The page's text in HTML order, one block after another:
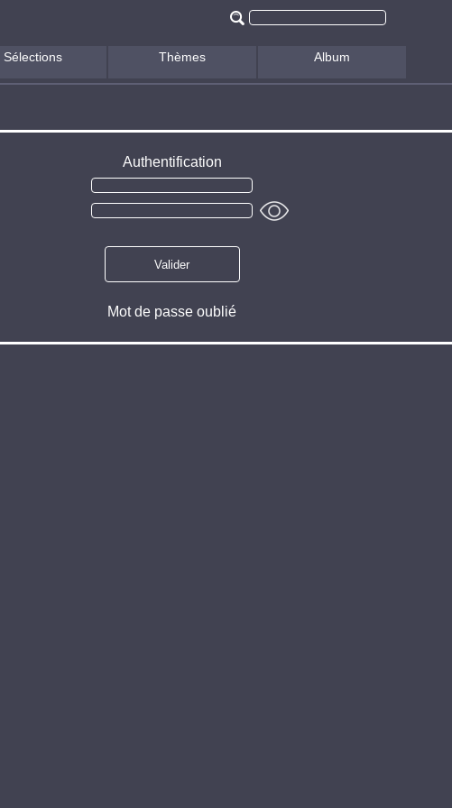
Sélections Thèmes Album
Authentification
Mot de passe oublié